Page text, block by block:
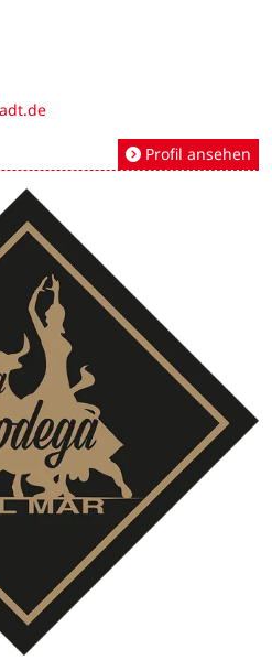
Profil ansehen